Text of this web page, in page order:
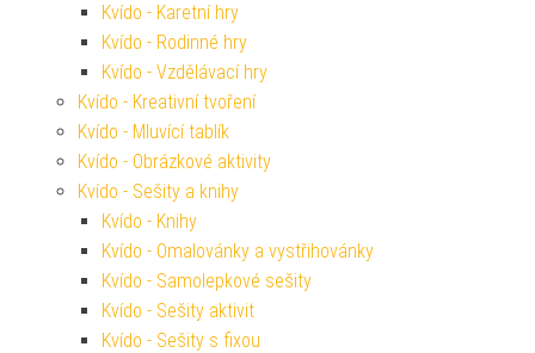
Kvído - Karetní hry
Kvído - Rodinné hry
Kvído - Vzdělávací hry
Kvído - Kreativní tvoření
Kvído - Mluvící tablík
Kvído - Obrázkové aktivity
Kvído - Sešity a knihy
Kvído - Knihy
Kvído - Omalovánky a vystřihovánky
Kvído - Samolepkové sešity
Kvído - Sešity aktivit
Kvído - Sešity s fixou